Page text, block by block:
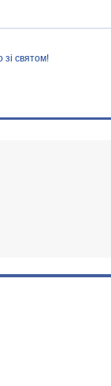
зі святом!